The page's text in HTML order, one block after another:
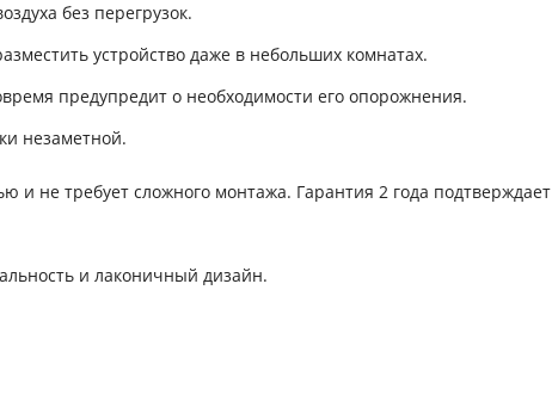
без перегрузок.
устройство даже в небольших комнатах.
предупредит о необходимости его опорожнения.
незаметной.
не требует сложного монтажа. Гарантия 2 года подтверждает
и лаконичный дизайн.